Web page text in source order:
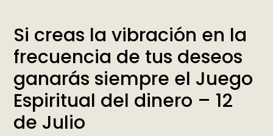
Si creas la vibración en la
frecuencia de tus deseos
ganarás siempre el Juego
Espiritual del dinero – 12
de Julio